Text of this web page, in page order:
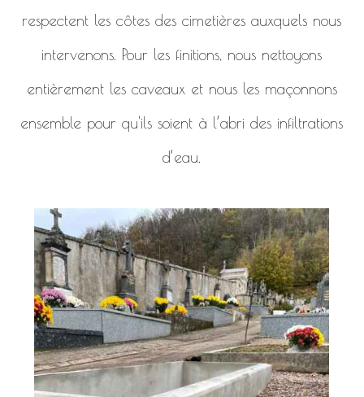
respectent les côtes des cimetières auxquels nous
intervenons. Pour les finitions, nous nettoyons
entièrement les caveaux et nous les maçonnons
ensemble pour qu'ils soient à l’abri des infiltrations
d’eau.